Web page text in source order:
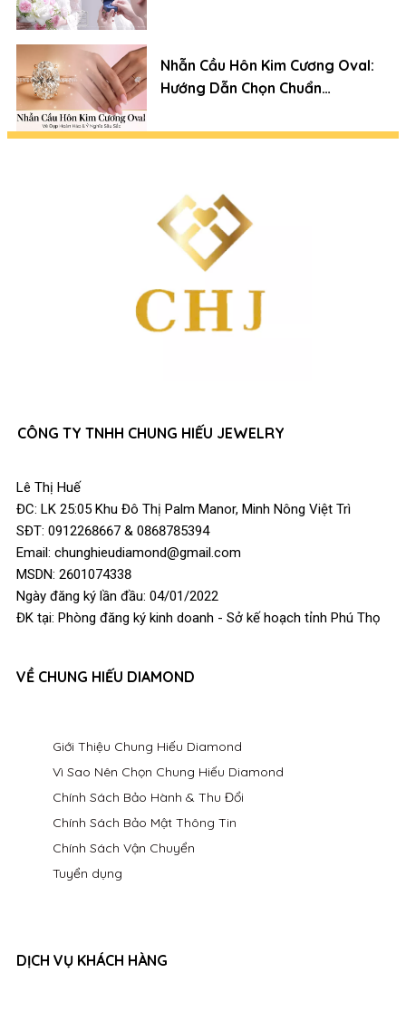
Nhẫn Cầu Hôn Kim Cương Oval:
Hướng Dẫn Chọn Chuẩn
CÔNG TY TNHH CHUNG HIẾU JEWELRY
Lê Thị Huế
ĐC: LK 25:05 Khu Đô Thị Palm Manor, Minh Nông Việt Trì
SĐT: 0912268667 & 0868785394
Email: chunghieudiamond@gmail.com
MSDN: 2601074338
Ngày đăng ký lần đầu: 04/01/2022
ĐK tại: Phòng đăng ký kinh doanh - Sở kế hoạch tỉnh Phú Thọ
VỀ CHUNG HIẾU DIAMOND
Giới Thiệu Chung Hiếu Diamond
Vì Sao Nên Chọn Chung Hiếu Diamond
Chính Sách Bảo Hành & Thu Đổi
Chính Sách Bảo Mật Thông Tin
Chính Sách Vận Chuyển
Tuyển dụng
DỊCH VỤ KHÁCH HÀNG